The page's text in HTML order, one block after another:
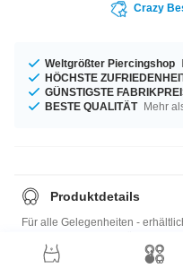
Crazy
Weltgrößter Piercingshop
HÖCHSTE
GÜNSTIGSTE
BESTE QUALITÄT Mehr
Produktdetails
Für alle Gelegenheiten -